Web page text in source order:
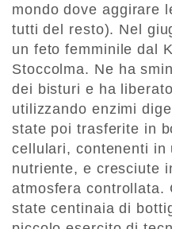
mondo dove aggirare
tutti del resto). Nel
un feto femminile dal
Stoccolma. Ne ha
dei bisturi e ha
utilizzando enzimi
state poi trasferite in
cellulari, contenenti in
nutriente, e cresciute
atmosfera controllata.
state centinaia di